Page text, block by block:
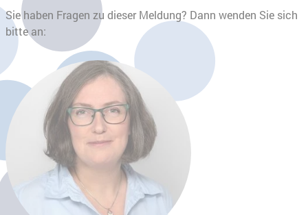
Sie haben Fragen zu dieser Meldung? Dann wenden Sie sich
bitte an: